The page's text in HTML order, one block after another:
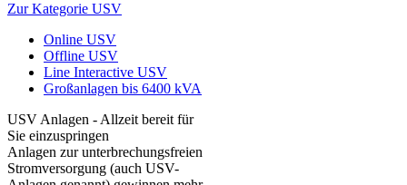
Zur Kategorie USV
Online USV
Offline USV
Line Interactive USV
Großanlagen bis 6400 kVA
USV Anlagen - Allzeit bereit für
Sie einzuspringen
Anlagen zur unterbrechungsfreien
Stromversorgung (auch USV-